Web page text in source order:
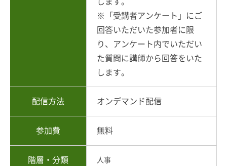
※「受講者アンケート」にご
回答いただいた参加者に限
り、アンケート内でいただい
た質問に講師から回答をいた
します。
配信方法 オンデマンド配信
参加費 無料
階層・分類 人事